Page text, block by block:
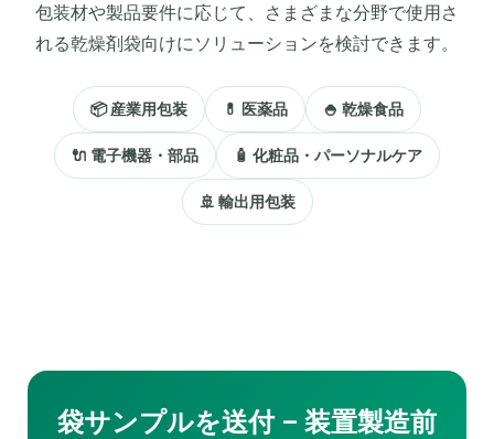
包装材や製品要件に応じて、さまざまな分野で使用さ
れる乾燥剤袋向けにソリューションを検討できます。
📦 産業用包装 💊 医薬品 🍚 乾燥食品
🔌 電子機器・部品 🧴 化粧品・パーソナルケア
🚢 輸出用包装
袋サンプルを送付 – 装置製造前